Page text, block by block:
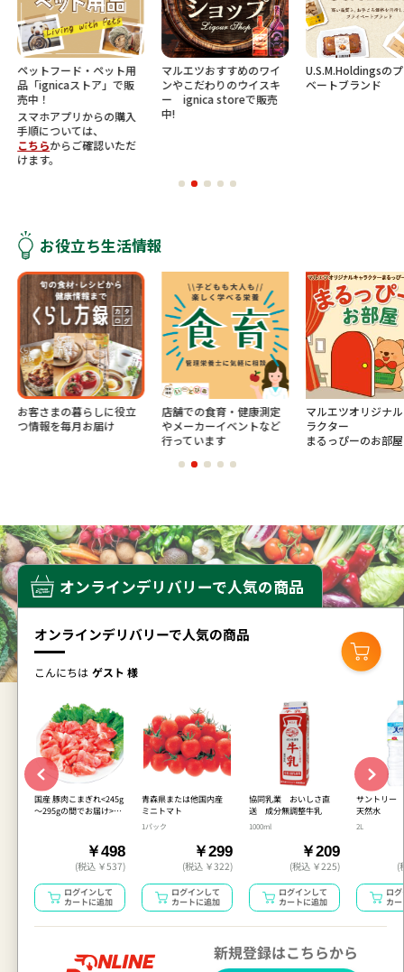
ペットフード・ペット用
品「ignicaストア」で販
売中！
スマホアプリからの購入
手順については、
こちらからご確認いただ
けます。
マルエツおすすめのワイ
ンやこだわりのウイスキ
ー ignica storeで販売
中!
U.S.M.Holdingsの
ベートブランド
お役立ち生活情報
お客さまの暮らしに役立
つ情報を毎月お届け
店舗での食育・健康測定
やメーカーイベントなど
行っています
マルエツオリジナ
ラクター
まるっぴーのお部屋
オンラインデリバリーで人気の商品